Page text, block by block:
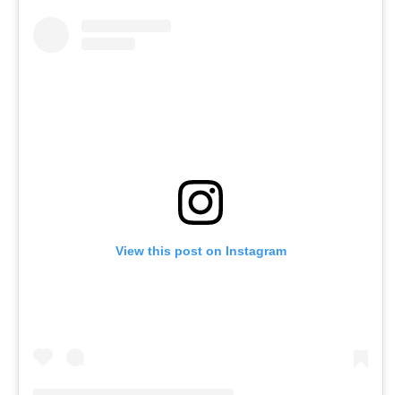
View this post on Instagram